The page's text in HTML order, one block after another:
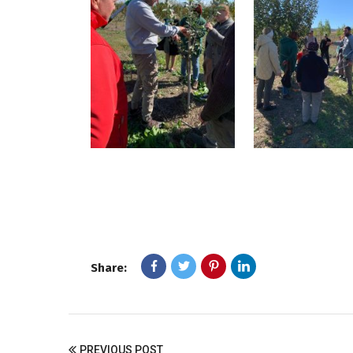
Share:
PREVIOUS POST